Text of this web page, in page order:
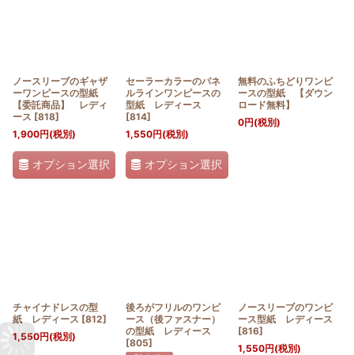
ノースリーブのギャザ
ーワンピースの型紙
【委託商品】 レディ
ース [818]
1,900円(税別)
オプション選択
セーラーカラーのパネ
ルラインワンピースの
型紙 レディース
[814]
1,550円(税別)
オプション選択
無料のふちどりワンピ
ースの型紙 【ダウン
ロード無料】
0円(税別)
チャイナドレスの型
紙 レディース [812]
1,550円(税別)
後ろがフリルのワンピ
ース（後ファスナー）
の型紙 レディース
[805]
ノースリーブのワンピ
ース型紙 レディース
[816]
1,550円(税別)